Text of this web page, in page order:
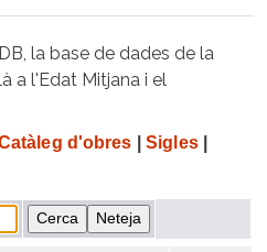
la base de dades de la
a l'Edat Mitjana i el
d'obres Sigles|